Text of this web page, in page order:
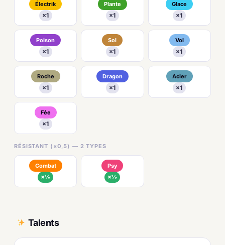
Électrik
×1
Plante
×1
Glace
×1
Poison
×1
Sol
×1
Vol
×1
Roche
×1
Dragon
×1
Acier
×1
Fée
×1
RÉSISTANT (×0,5) — 2 TYPES
Combat
×½
Psy
×½
Talents